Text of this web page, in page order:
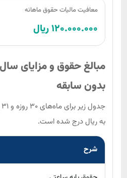
معافیت مالیات حقوق ماهانه
120.000.000 ریال
بدون سابقه
به ریال درج شده است.
شرح